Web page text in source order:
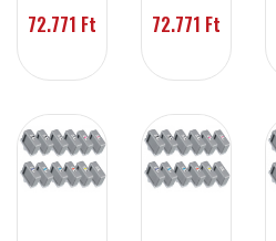
72.771 Ft 72.771 Ft